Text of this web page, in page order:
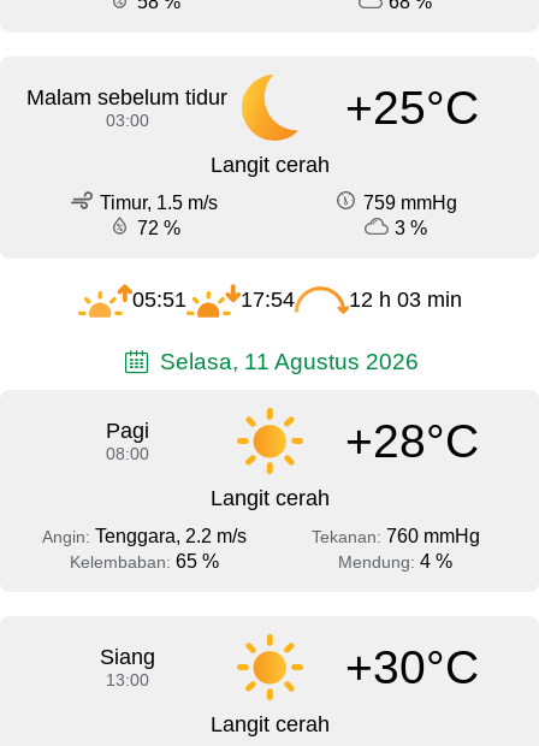
Malam sebelum tidur
03:00 +25°C
Langit cerah
Timur, 1.5 m/s
759 mmHg
72 %
3 %
05:51 17:54 12 h 03 min
Selasa, 11 Agustus 2026
Pagi
08:00 +28°C
Langit cerah
Angin: Tenggara, 2.2 m/s Tekanan: 760 mmHg
Kelembaban: 65 % Mendung: 4 %
Siang
13:00 +30°C
Langit cerah